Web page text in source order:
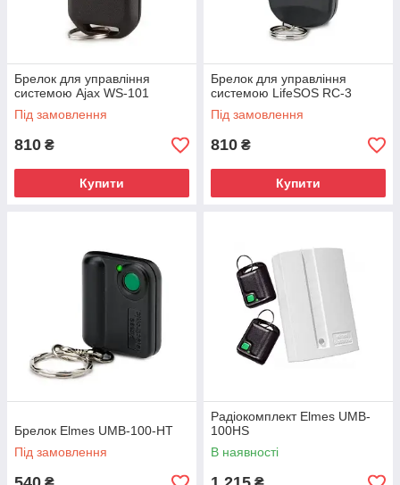
Брелок для управління
системою Ajax WS-101
Під замовлення
810 ₴
Купити
Брелок для управління
системою LifeSOS RC-3
Під замовлення
810 ₴
Купити
Брелок Elmes UMB-100-HT
Під замовлення
Радіокомплект Elmes UMB-
100HS
В наявності